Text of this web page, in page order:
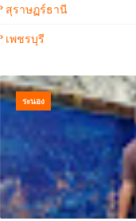
สุราษฏร์ธานี
เพชรบุรี
ระนอง